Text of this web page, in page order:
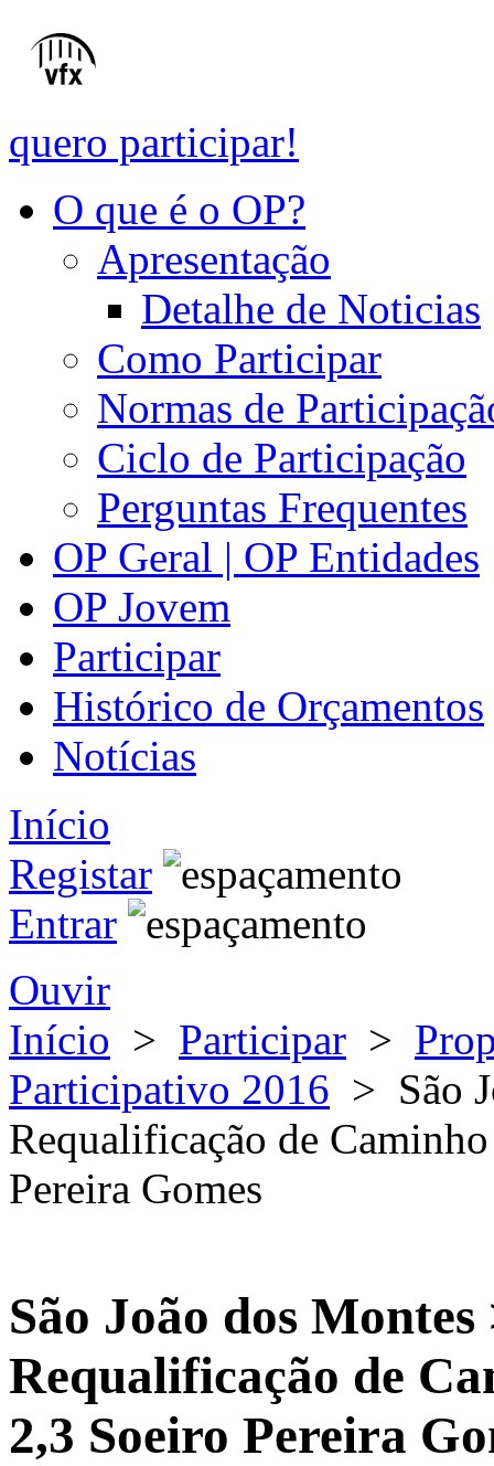
quero participar!
O que é o OP?
Apresentação
Detalhe de Noticias
Como Participar
Normas de
Ciclo de Participação
Perguntas Frequentes
OP Geral | OP Entidades
OP Jovem
Participar
Histórico de Orçamentos
Notícias
Início
Registar
Entrar
Ouvir
Início > Participar >
Participativo 2016 > São
Requalificação de
Pereira Gomes
São João dos
Requalificação de
2,3 Soeiro Pereira